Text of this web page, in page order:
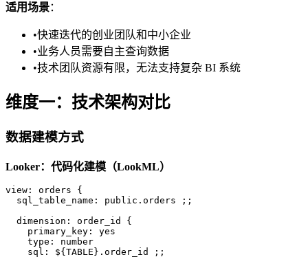
适用场景：
•快速迭代的创业团队和中小企业
•业务人员需要自主查询数据
•技术团队资源有限，无法支持复杂 BI 系统
维度一：技术架构对比
数据建模方式
Looker：代码化建模（LookML）
view: orders {
  sql_table_name: public.orders ;;
  dimension: order_id {
    primary_key: yes
    type: number
    sql: ${TABLE}.order_id ;;